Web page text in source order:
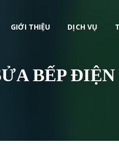
GIỚI THIỆU DỊCH VỤ
BẾP